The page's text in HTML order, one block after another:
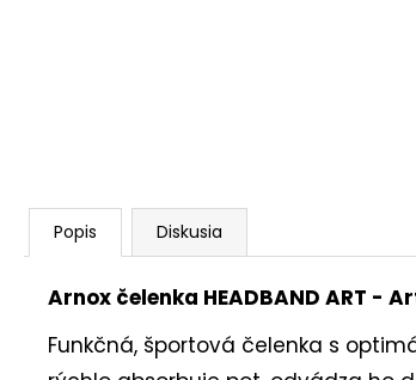
Popis Diskusia
Arnox čelenka HEADBAND ART -
Funkčná, športová čelenka s